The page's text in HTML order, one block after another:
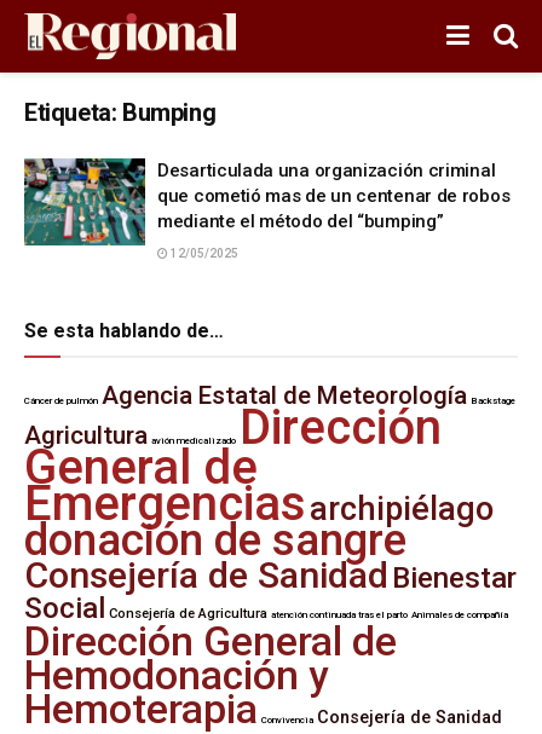
Etiqueta: Bumping
Desarticulada una organización criminal
que cometió mas de un centenar de robos
mediante el método del “bumping”
12/05/2025
Se esta hablando de…
Cáncer de pulmón Agencia Estatal de Meteorología Backstage
Agricultura avión medicalizado Dirección
General de
Emergenciasarchipiélago
donación de sangre
Consejería de Sanidad Bienestar
Social
Consejería de Agricultura atención continuada tras el parto Animales de compañía
Dirección General de
Hemodonación y
Hemoterapia Convivencia Consejería de Sanidad